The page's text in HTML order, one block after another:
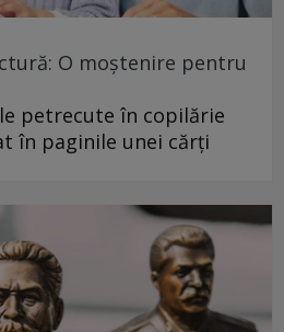
O moștenire pentru
petrecute în copilărie
în paginile unei cărți